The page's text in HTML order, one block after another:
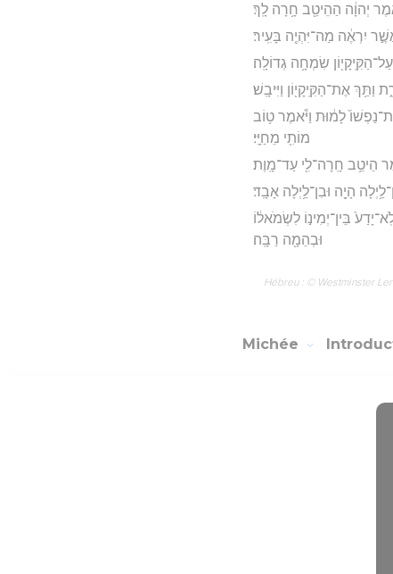
יְהוָ֔ה הַהֵיטֵ֖ב חָ֥רָה לָֽךְ׃
יִרְאֶ֔ה מַה־יִּהְיֶ֖ה בָּעִֽיר׃
שִׂמְחָ֥ה גְדוֹלָֽה׃
אֶת־הַקִּֽיקָי֖וֹן וַיִּיבָֽשׁ׃
לָמ֔וּת וַיֹּ֕אמֶר ט֥וֹב
מוֹתִ֖י מֵחַיָּֽי׃
הֵיטֵ֥ב חָֽרָה־לִ֖י עַד־מָֽוֶת׃
הָיָ֖ה וּבִן־לַ֥יְלָה אָבָֽד׃
בֵּין־יְמִינ֣וֹ לִשְׂמֹאל֔וֹ
וּבְהֵמָ֖ה רַבָּֽה׃
Hébreu : © Westminster
Michée